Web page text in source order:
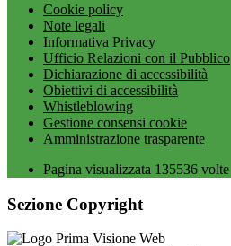
Cookie policy
Note legali
Informativa Privacy
Ufficio Relazioni con il Pubblico
Dichiarazione di accessibilità
Obiettivi di accessibilità
Whistleblowing
Gestione consensi cookie
Amministrazione trasparente
Pagina visualizzata 135536 volte
Sezione Copyright